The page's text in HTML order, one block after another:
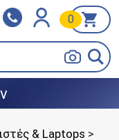
0
BOX NOW
& Laptops >